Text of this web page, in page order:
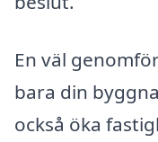
En väl
bara din
också öka